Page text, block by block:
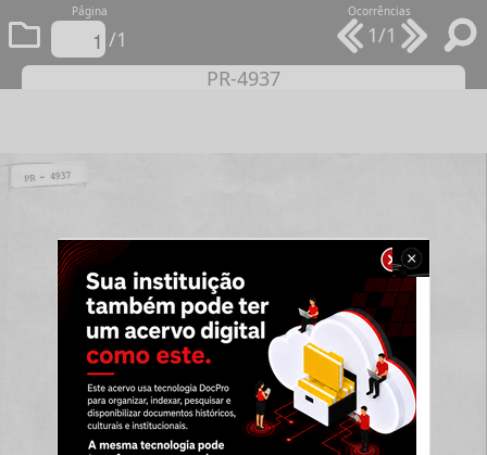
Página
/1
Ocorrências
1/1
PR-4937